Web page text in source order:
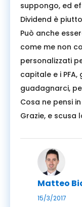
suppongo, ed
Dividend è
Può anche
come me non
personalizzati
capitale e i
guadagnarci,
Cosa ne pensi
Grazie, e scusa
Matteo
15/3/2017